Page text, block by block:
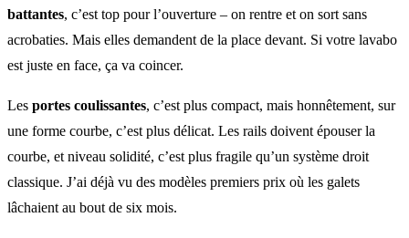
battantes, c’est top pour l’ouverture – on rentre et on sort sans
acrobaties. Mais elles demandent de la place devant. Si votre lavabo
est juste en face, ça va coincer.
Les portes coulissantes, c’est plus compact, mais honnêtement, sur
une forme courbe, c’est plus délicat. Les rails doivent épouser la
courbe, et niveau solidité, c’est plus fragile qu’un système droit
classique. J’ai déjà vu des modèles premiers prix où les galets
lâchaient au bout de six mois.